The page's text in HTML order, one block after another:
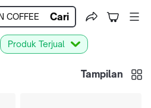
Cari
Produk Terjual
Tampilan